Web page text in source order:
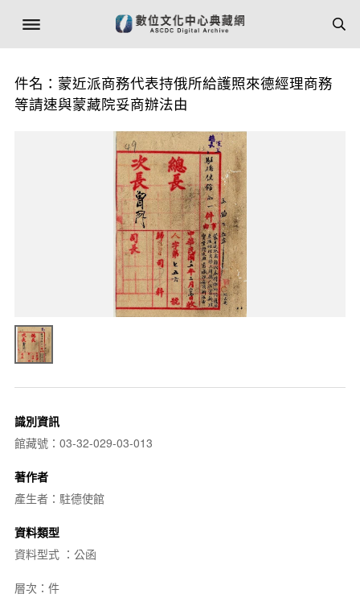
件名：蒙近派商務代表持俄所給護照來德經理商務
等請速與蒙藏院妥商辦法由
識別資訊
館藏號：03-32-029-03-013
著作者
產生者：駐德使館
資料類型
資料型式 ：公函
層次：件